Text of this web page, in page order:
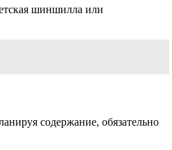
шиншилла или
содержание, обязательно